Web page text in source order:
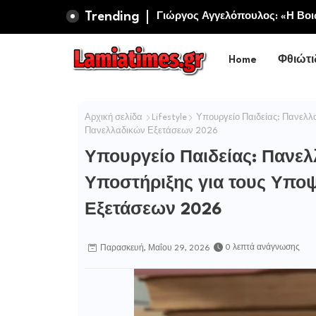
Trending Γιώργος Αγγελόπουλος: «Η
Πανηγυρίζει η Ιερά
Home
Αρχική σελίδα Lifestyle
Υπουργείο Παιδείας:
Πανελλαδικών Εξετάσεων 2026
Υπουργείο Παιδείας:
Υποστήριξης για τους
Εξετάσεων 2026
Παρασκευή, Μαΐου 29, 2026 0 λεπτά ανάγνωσης